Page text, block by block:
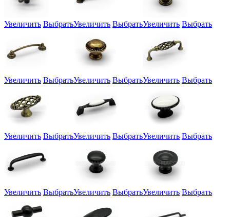
Увеличить ВыбратьУвеличить ВыбратьУвеличить Выбрать
Увеличить ВыбратьУвеличить ВыбратьУвеличить Выбрать
Увеличить ВыбратьУвеличить ВыбратьУвеличить Выбрать
Увеличить ВыбратьУвеличить ВыбратьУвеличить Выбрать